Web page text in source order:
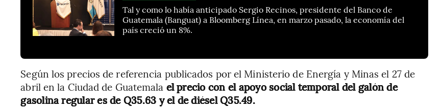
Tal y como lo había anticipado Sergio Recinos, presidente del Banco de
Guatemala (Banguat) a Bloomberg Línea, en marzo pasado, la economía del
país creció un 8%.
Según los precios de referencia publicados por el Ministerio de Energía y Minas el 27 de
abril en la Ciudad de Guatemala el precio con el apoyo social temporal del galón de
gasolina regular es de Q35.63 y el de diésel Q35.49.